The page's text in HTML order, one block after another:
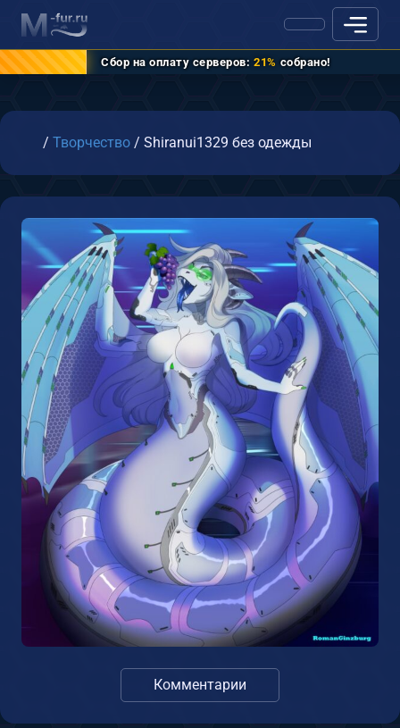
Сбор на оплату серверов: 21% собрано!
Главная
/ Творчество / Shiranui1329 без одежды
Комментарии